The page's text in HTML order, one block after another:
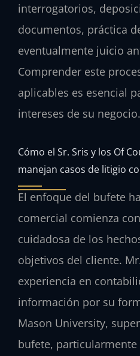
interrogatorios,
documentos, práctica
eventualmente juicio
Comprender este
aplicables es esencial
intereses de su negocio.
Cómo el Sr. Sris y los Of
manejan casos de litigio
El enfoque del bufete
comercial comienza
cuidadosa de los
objetivos del cliente.
experiencia en
información por su
Mason University,
bufete,